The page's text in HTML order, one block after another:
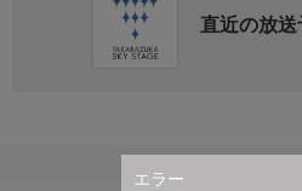
エラー
直近の放